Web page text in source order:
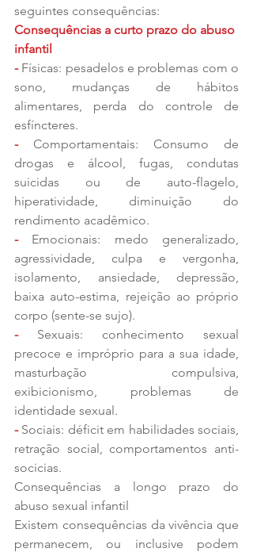
seguintes consequências:
Consequências a curto prazo do abuso
infantil
- Físicas: pesadelos e problemas com o
sono, mudanças de hábitos
alimentares, perda do controle de
esfíncteres.
- Comportamentais: Consumo de
drogas e álcool, fugas, condutas
suicidas ou de auto-flagelo,
hiperatividade, diminuição do
rendimento acadêmico.
- Emocionais: medo generalizado,
agressividade, culpa e vergonha,
isolamento, ansiedade, depressão,
baixa auto-estima, rejeição ao próprio
corpo (sente-se sujo).
- Sexuais: conhecimento sexual
precoce e impróprio para a sua idade,
masturbação compulsiva,
exibicionismo, problemas de
identidade sexual.
- Sociais: déficit em habilidades sociais,
retração social, comportamentos anti-
socicias.
Consequências a longo prazo do
abuso sexual infantil
Existem consequências da vivência que
permanecem, ou inclusive podem